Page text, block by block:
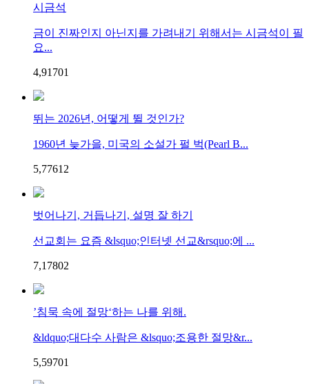
시금석
금이 진짜인지 아닌지를 가려내기 위해서는 시금석이 필
요...
4,91701
뛰는 2026년, 어떻게 뛸 것인가?
1960년 늦가을, 미국의 소설가 펄 벅(Pearl B...
5,7761 2
벗어나기, 거듭나기, 설명 잘 하기
선교회는 요즘 &lsquo;인터넷 선교&rsquo;에 ...
7,17802
’침묵 속에 절망‘하는 나를 위해.
&ldquo;대다수 사람은 &lsquo;조용한 절망&r...
5,59701